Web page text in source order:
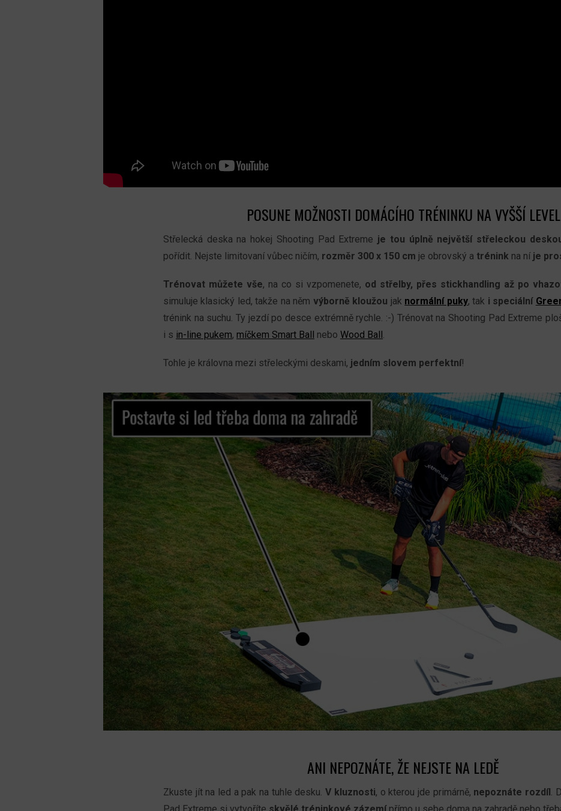
POSUNE MOŽNOSTI DOMÁCÍHO TRÉNINKU NA VYŠŠÍ LEVEL
Střelecká deska na hokej Shooting Pad Extreme je tou úplně největší střeleckou
pořídit. Nejste limitovaní vůbec ničím, rozměr 300 x 150 cm je obrovský a trénink na ní je
Trénovat můžete vše, na co si vzpomenete, od střelby, přes stickhandling až po
simuluje klasický led, takže na něm výborně kloužou jak normální puky, tak i speciální
trénink na suchu. Ty jezdí po desce extrémně rychle. :-) Trénovat na Shooting Pad Extreme
i s in-line pukem, míčkem Smart Ball nebo Wood Ball
Tohle je královna mezi střeleckými deskami, jedním slovem perfektní!
ANI NEPOZNÁTE, ŽE NEJSTE NA LEDĚ
Zkuste jít na led a pak na tuhle desku.V kluznosti, o kterou jde primárně, nepoznáte rozdíl .
Pad Extreme si vytvoříte skvělé tréninkové zázemípřímo u sebe doma na zahradě nebo